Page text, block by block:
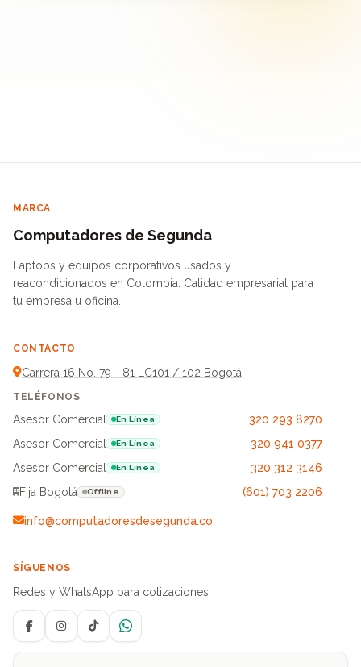
MARCA
Computadores de Segunda
Laptops y equipos corporativos usados y
reacondicionados en Colombia. Calidad empresarial para
tu empresa u oficina.
CONTACTO
Carrera 16 No. 79 - 81 LC101 / 102 Bogotá
TELÉFONOS
Asesor Comercial En Línea
320 293 8270
Asesor Comercial
En Línea
320 941 0377
Asesor Comercial
En Línea
320 312 3146
Fija Bogotá
Offline (601) 703 2206
info@computadoresdesegunda.co
SÍGUENOS
Redes y WhatsApp para cotizaciones.
FacebookInstagramTikTokWhatsApp